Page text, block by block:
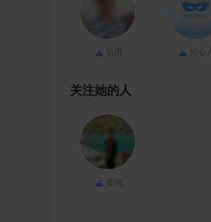
好心人
关注她的人
图南